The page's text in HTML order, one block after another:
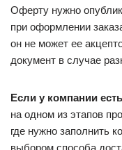
Оферту нужно
при оформлении
он не может ее
документ в случае
Если у компании
на одном из этапов
где нужно заполнить
выбором способа